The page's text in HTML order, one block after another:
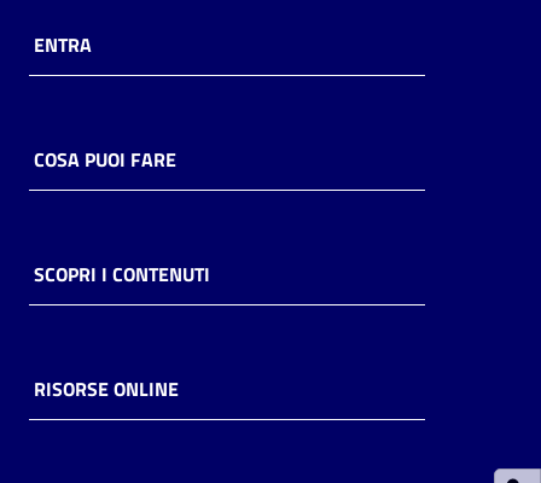
Risorse
online
Casa
Piani
storico
ENTRA
COSA PUOI FARE
SCOPRI I CONTENUTI
RISORSE ONLINE